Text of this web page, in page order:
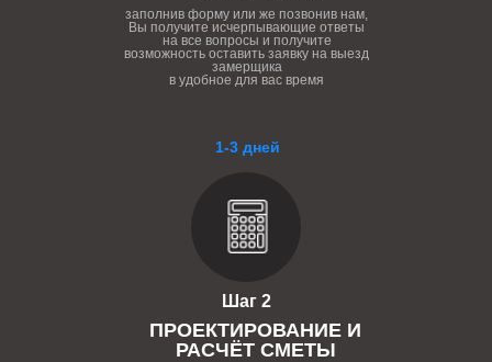
1-3 дней
Шаг 2
ПРОЕКТИРОВАНИЕ И
РАСЧЁТ СМЕТЫ
заполнив форму или же позвонив нам,
Вы получите исчерпывающие ответы
на все вопросы и получите
возможность оставить заявку на выезд
замерщика
в удобное для вас время